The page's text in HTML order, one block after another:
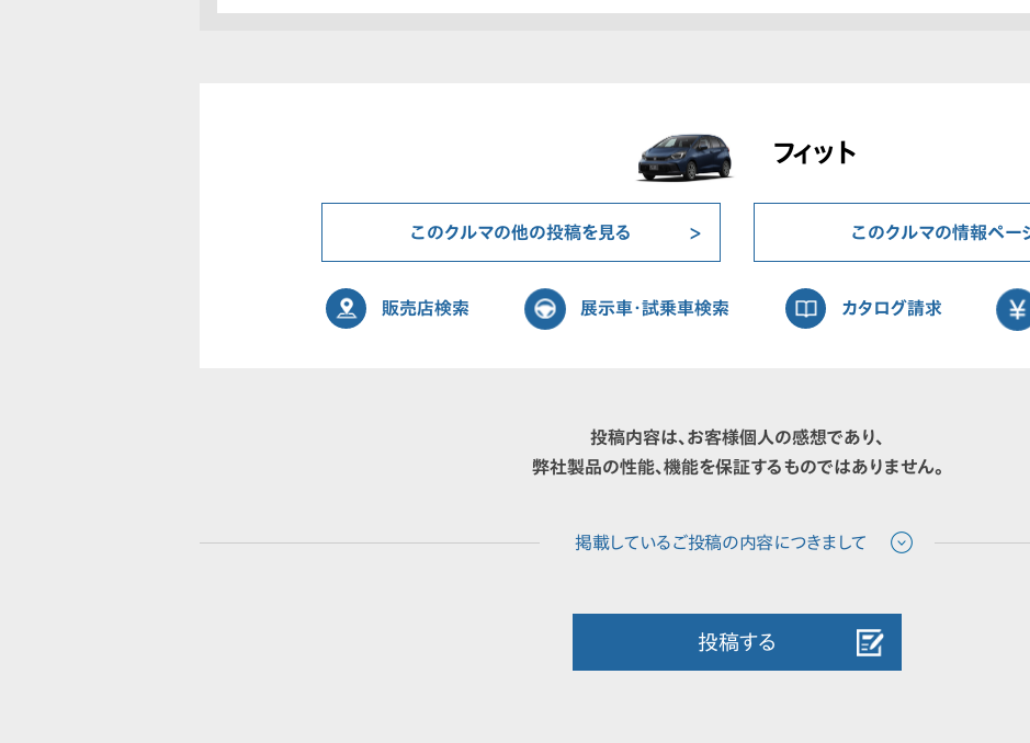
フィット
このクルマの他の投稿を見る このクルマの情報ペー
販売店検索 展示車・試乗車検索 カタログ請求
投稿内容は、お客様個人の感想であり、
弊社製品の性能、機能を保証するものではありません。
投稿する